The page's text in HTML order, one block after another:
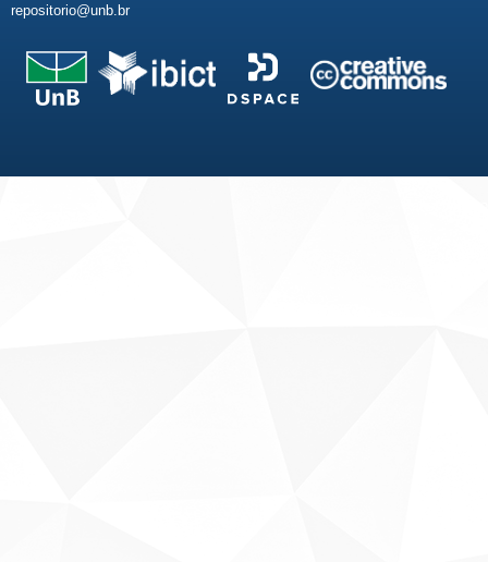
repositorio@unb.br